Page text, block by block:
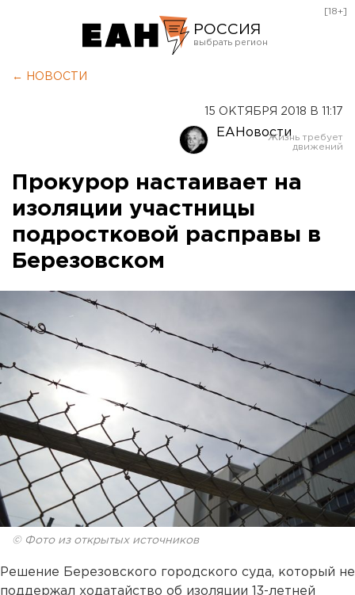
РОССИЯ
Оренбург
[18+]
← НОВОСТИ
15 ОКТЯБРЯ 2018 В 11:17
ЕАНовости
Прокурор настаивает на
изоляции участницы
подростковой расправы в
Березовском
© Фото из открытых источников
Решение Березовского городского суда, который не
поддержал ходатайство об изоляции 13-летней